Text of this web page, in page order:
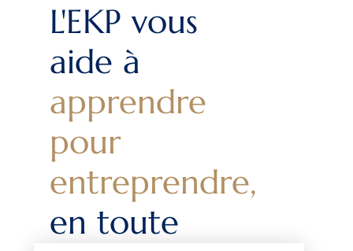
L'EKP vous
aide à
apprendre
pour
entreprendre,
en toute